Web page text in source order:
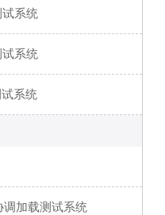
试系统
试系统
系统
调加载测试系统